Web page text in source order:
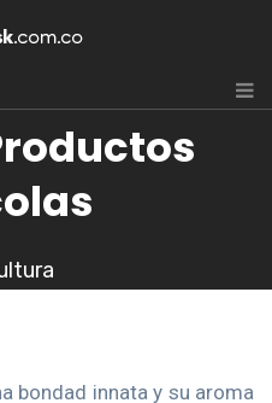
bondad innata y su aroma